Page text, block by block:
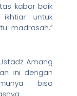
kabar baik
untuk
madrasah.”
Amang
ini dengan
bisa